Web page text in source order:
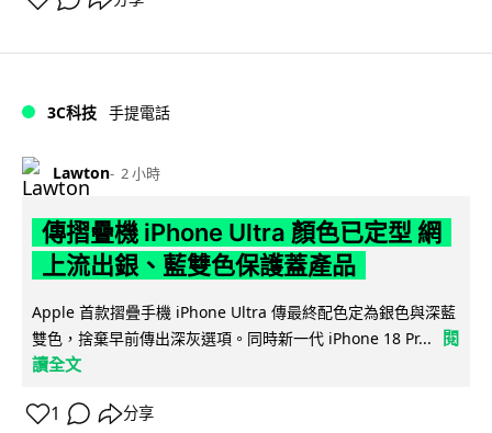
3C科技 手提電話
Lawton 2 小時
傳摺疊機 iPhone Ultra 顏色已定型 網
上流出銀、藍雙色保護蓋產品
Apple 首款摺疊手機 iPhone Ultra 傳最終配色定為銀色與深藍
雙色，捨棄早前傳出深灰選項。同時新一代 iPhone 18 Pr...
閱
讀全文
1 分享